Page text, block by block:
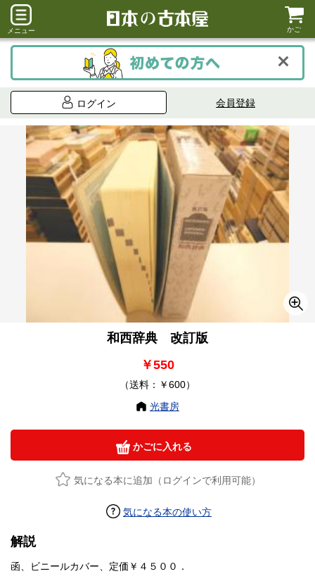
メニュー かご
ログイン 会員登録
和西辞典 改訂版
￥550
（送料：￥600）
光書房
かごに入れる
気になる本に追加（ログインで利用可能）
気になる本の使い方
解説
函、ビニールカバー、定価￥４５００．